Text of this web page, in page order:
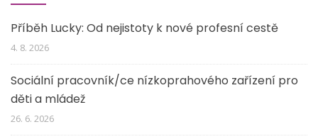
Příběh Lucky: Od nejistoty k nové profesní cestě
4. 8. 2026
Sociální pracovník/ce nízkoprahového zařízení pro
děti a mládež
26. 6. 2026